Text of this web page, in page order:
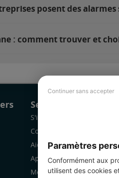
Continuer sans accepter
Paramètres
Conformément aux
utilisent des cookies
posent des alarmes
: comment trouver et
Services Pro
S'inscrire
Comment ça marche
Aide
Application Mobile
Mon espace